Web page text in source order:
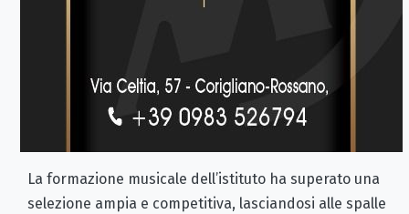
La formazione musicale dell’istituto ha superato una
selezione ampia e competitiva, lasciandosi alle spalle